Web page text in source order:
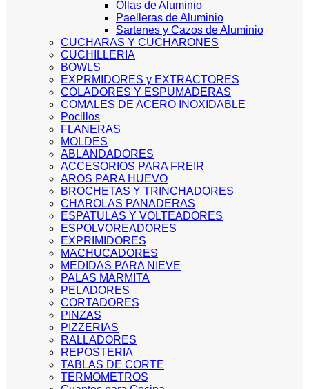
Ollas de Aluminio
Paelleras de Aluminio
Sartenes y Cazos de Aluminio
CUCHARAS Y CUCHARONES
CUCHILLERIA
BOWLS
EXPRMIDORES y EXTRACTORES
COLADORES Y ESPUMADERAS
COMALES DE ACERO INOXIDABLE
Pocillos
FLANERAS
MOLDES
ABLANDADORES
ACCESORIOS PARA FREIR
AROS PARA HUEVO
BROCHETAS Y TRINCHADORES
CHAROLAS PANADERAS
ESPATULAS Y VOLTEADORES
ESPOLVOREADORES
EXPRIMIDORES
MACHUCADORES
MEDIDAS PARA NIEVE
PALAS MARMITA
PELADORES
CORTADORES
PINZAS
PIZZERIAS
RALLADORES
REPOSTERIA
TABLAS DE CORTE
TERMOMETROS